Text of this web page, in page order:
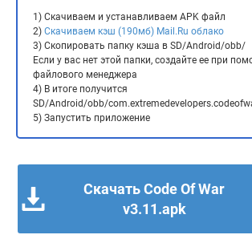
1) Скачиваем и устанавливаем APK файл
2) Скачиваем кэш (190мб) Mail.Ru облако
3) Скопировать папку кэша в SD/Android/obb/
Если у вас нет этой папки, создайте ее при
файлового менеджера
4) В итоге получится
SD/Android/obb/
5) Запустить приложение
Скачать Code Of War
v3.11.apk